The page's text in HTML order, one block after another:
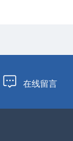
在线留言